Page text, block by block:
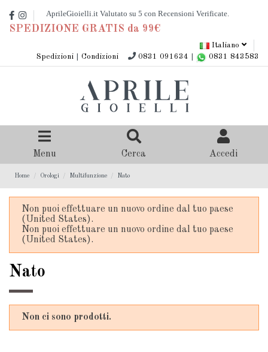
SPEDIZIONE GRATIS da 99€
Italiano
Spedizioni
Condizioni 0831 091634 0831 843583
Menu Cerca Accedi
Home Orologi Multifunzione Nato
Non puoi effettuare un nuovo ordine dal tuo paese
(United States).
Non puoi effettuare un nuovo ordine dal tuo paese
(United States).
Nato
Non ci sono prodotti.